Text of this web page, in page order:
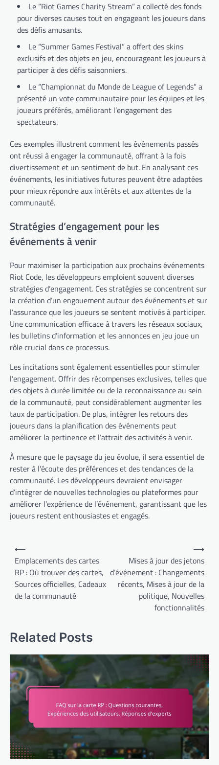
Le “Riot Games Charity Stream” a collecté des fonds
pour diverses causes tout en engageant les joueurs dans
des défis amusants.
Le “Summer Games Festival” a offert des skins
exclusifs et des objets en jeu, encourageant les joueurs à
participer à des défis saisonniers.
Le “Championnat du Monde de League of Legends” a
présenté un vote communautaire pour les équipes et les
joueurs préférés, améliorant l’engagement des
spectateurs.
Ces exemples illustrent comment les événements passés
ont réussi à engager la communauté, offrant à la fois
divertissement et un sentiment de but. En analysant ces
événements, les initiatives futures peuvent être adaptées
pour mieux répondre aux intérêts et aux attentes de la
communauté.
Stratégies d’engagement pour les
événements à venir
Pour maximiser la participation aux prochains événements
Riot Code, les développeurs emploient souvent diverses
stratégies d’engagement. Ces stratégies se concentrent sur
la création d’un engouement autour des événements et sur
l’assurance que les joueurs se sentent motivés à participer.
Une communication efficace à travers les réseaux sociaux,
les bulletins d’information et les annonces en jeu joue un
rôle crucial dans ce processus.
Les incitations sont également essentielles pour stimuler
l’engagement. Offrir des récompenses exclusives, telles que
des objets à durée limitée ou de la reconnaissance au sein
de la communauté, peut considérablement augmenter les
taux de participation. De plus, intégrer les retours des
joueurs dans la planification des événements peut
améliorer la pertinence et l’attrait des activités à venir.
À mesure que le paysage du jeu évolue, il sera essentiel de
rester à l’écoute des préférences et des tendances de la
communauté. Les développeurs devraient envisager
d’intégrer de nouvelles technologies ou plateformes pour
améliorer l’expérience de l’événement, garantissant que les
joueurs restent enthousiastes et engagés.
Post
navigation
⟵
Emplacements des cartes
RP : Où trouver des cartes,
Sources officielles, Cadeaux
de la communauté
Mises à jour des jetons
d’événement : Changements
récents, Mises à jour de la
politique, Nouvelles
fonctionnalités
⟶
Related Posts